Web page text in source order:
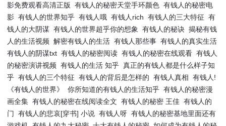
影免费观看高清正版 有钱人的秘密天堂手环颜色 有钱人的秘密电
影 有钱人的世界知乎 有钱人哦 有钱人rich 有钱人的三大特征 有
钱人的大阴谋 有钱人的世界超乎你的想象 有钱人的秘诀 揭秘有钱
人的生活视频 解密有钱人的生活 有钱人那些事 有钱人的真实生活
有钱人的阴谋txt 有钱人的秘密阅读 有钱人的秘密在线观看 有钱人
的秘密演讲视频 有钱人的生活 知乎 真正的有钱人都是什么样子知
乎 有钱人的三个特征 有钱人的背后是怎样的 有钱人真相 有钱人!
《有钱人的世界》
你所知道的有钱人的生活知乎 有钱人的秘密漫
画全集 有钱人的秘密在线阅读全文 有钱人的秘密 王佳 有钱人的
门 有钱人的悲哀[穿书] 小说 有钱人呀 有钱人的秘密基地里面还有